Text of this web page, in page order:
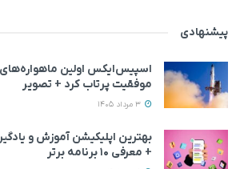
پیشنهادی
موفقیت پرتاب کرد + تصویر
بهترین اپلیکیشن آموزش و
+ معرفی ۱۰ برنامه برتر